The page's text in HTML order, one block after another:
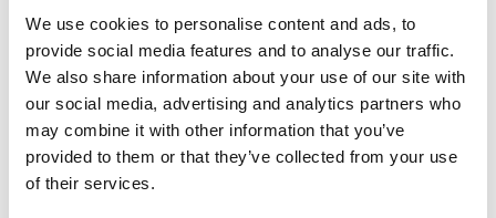
We use cookies to personalise content and ads, to
provide social media features and to analyse our traffic.
We also share information about your use of our site with
our social media, advertising and analytics partners who
may combine it with other information that you’ve
provided to them or that they’ve collected from your use
of their services.
7 Agosto 2026
Nel primo semestre è aumentata fortemente la
costruzione di nuove abitazioni
Repubblica Ceca